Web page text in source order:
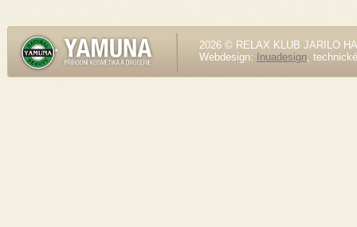
2026 © RELAX KLUB JARILO
Webdesign:
Inuadesign ,